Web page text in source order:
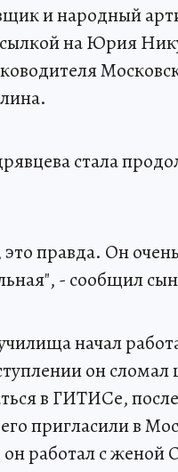
и народный
на Юрия
стала
правда. Он
- сообщил
начал
он
в ГИТИСе,
пригласили в
работал с женой